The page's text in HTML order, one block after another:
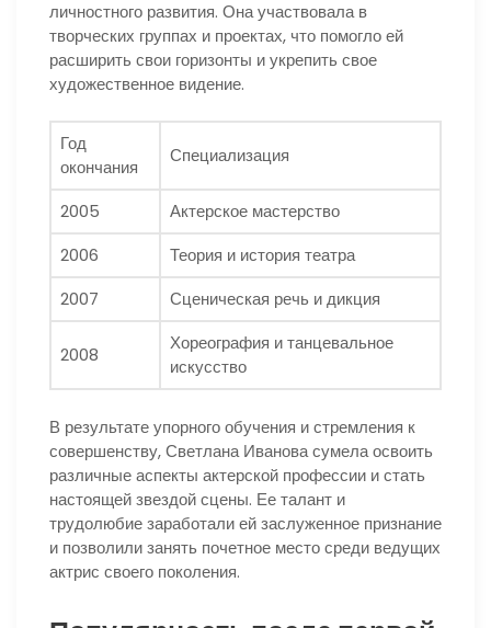
личностного развития. Она участвовала в
творческих группах и проектах, что помогло ей
расширить свои горизонты и укрепить свое
художественное видение.
Год
окончания
Специализация
2005
Актерское мастерство
2006
Теория и история театра
2007
Сценическая речь и дикция
2008
Хореография и танцевальное
искусство
В результате упорного обучения и стремления к
совершенству, Светлана Иванова сумела освоить
различные аспекты актерской профессии и стать
настоящей звездой сцены. Ее талант и
трудолюбие заработали ей заслуженное признание
и позволили занять почетное место среди ведущих
актрис своего поколения.